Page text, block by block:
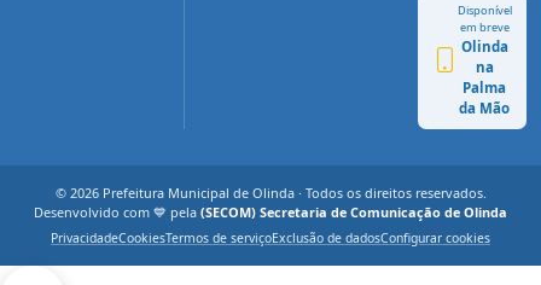
Disponível
em breve
Olinda
na
Palma
da Mão
© 2026 Prefeitura Municipal de Olinda · Todos os direitos reservados.
Desenvolvido com 💙 pela (SECOM) Secretaria de Comunicação de Olinda
PrivacidadeCookiesTermos de serviçoExclusão de dadosConfigurar cookies